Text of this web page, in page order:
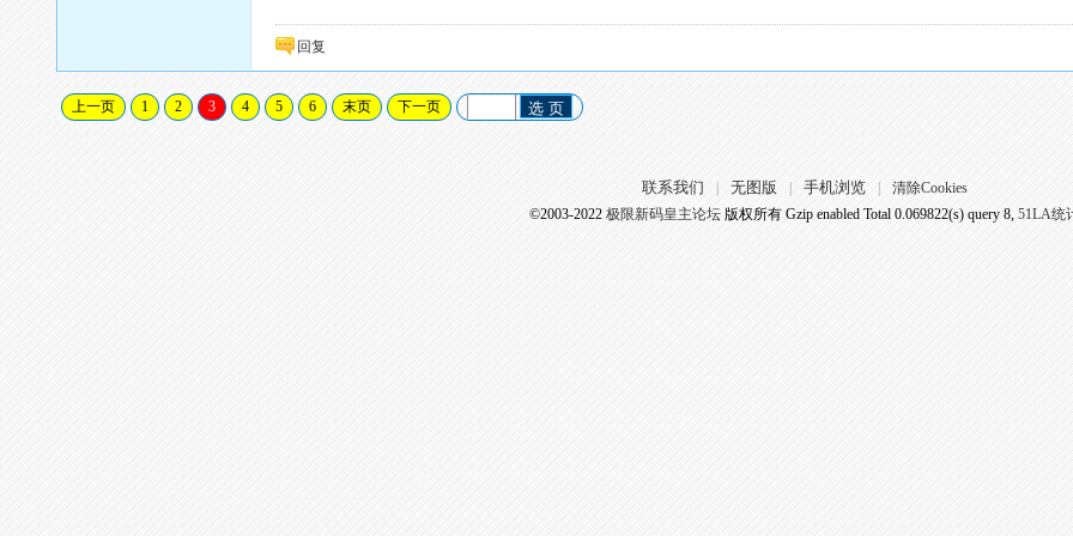
回复
上一页 1 2 3 4 5 6 末页 下一页 选 页
联系我们 无图版 手机浏览
清除Cookies
©2003-2022 极限新码皇主论坛版权所有 Gzip enabled Total 0.069822(s) query 8, 51LA统